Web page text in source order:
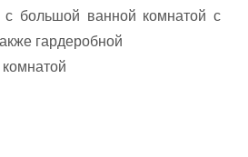
большой ванной комнатой с
гардеробной